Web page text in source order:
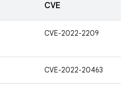
CVE
CVE-2022-2209
CVE-2022-20463